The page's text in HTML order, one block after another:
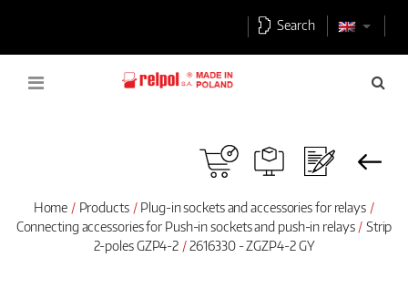
Search
Home Products
Plug-in sockets and accessories for relays
Connecting accessories for Push-in sockets and push-in relays
Strip
2-poles GZP4-2
2616330 - ZGZP4-2 GY